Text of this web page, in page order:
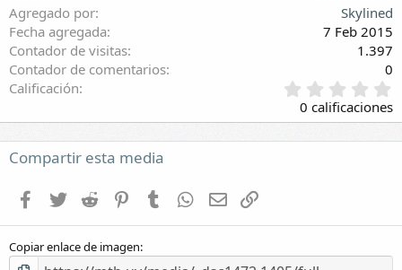
Agregado por
Skylined
Fecha agregada
7 Feb 2015
Contador de visitas
1.397
Contador de comentarios
0
Calificación
,
0
0
l
0 calificaciones
Compartir esta media
Facebook
Twitter Reddit PinterestTumblr WhatsApp
E-mail
Copiar enlace de imagen